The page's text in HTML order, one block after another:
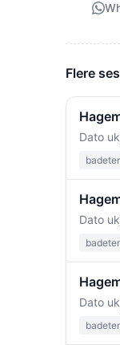
Flere
Dato
Dato
Dato